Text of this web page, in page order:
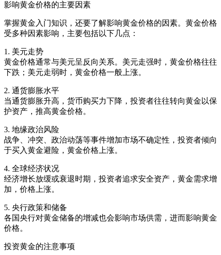
影响黄金价格的主要因素
掌握黄金入门知识，还要了解影响黄金价格的因素。黄金价格
受多种因素影响，主要包括以下几点：
1. 美元走势
黄金价格通常与美元呈反向关系。美元走强时，黄金价格往往
下跌；美元走弱时，黄金价格一般上涨。
2. 通货膨胀水平
当通货膨胀升高，货币购买力下降，投资者往往转向黄金以保
护资产，推高黄金价格。
3. 地缘政治风险
战争、冲突、政治动荡等事件增加市场不确定性，投资者倾向
于买入黄金避险，黄金价格上涨。
4. 全球经济状况
经济增长放缓或衰退时期，投资者追求安全资产，黄金需求增
加，价格上涨。
5. 央行政策和储备
各国央行对黄金储备的增减也会影响市场供需，进而影响黄金
价格。
投资黄金的注意事项